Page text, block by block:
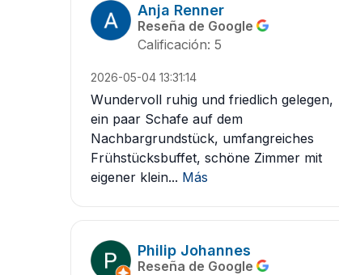
Anja Renner
Reseña de Google
Calificación: 5
2026-05-04 13:31:14
Wundervoll ruhig und friedlich gelegen,
ein paar Schafe auf dem
Nachbargrundstück, umfangreiches
Frühstücksbuffet, schöne Zimmer mit
eigener klein... Más
Philip Johannes
Reseña de Google